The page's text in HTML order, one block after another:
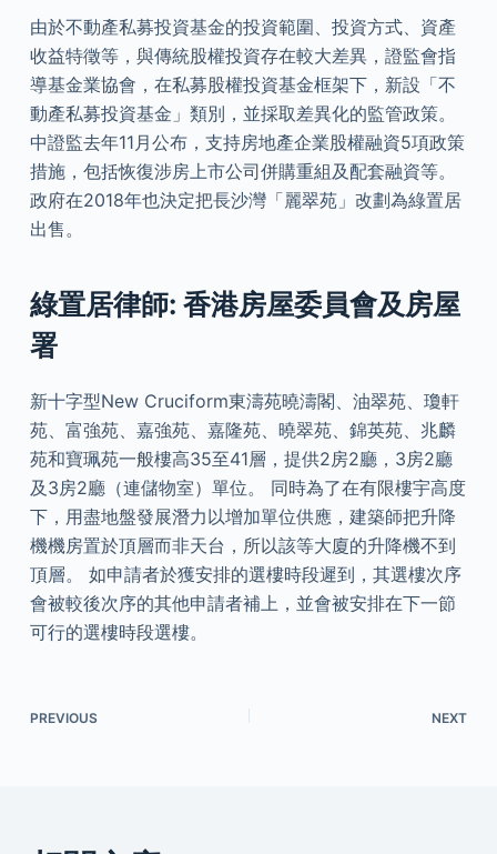
由於不動產私募投資基金的投資範圍、投資方式、資產
收益特徵等，與傳統股權投資存在較大差異，證監會指
導基金業協會，在私募股權投資基金框架下，新設「不
動產私募投資基金」類別，並採取差異化的監管政策。
中證監去年11月公布，支持房地產企業股權融資5項政策
措施，包括恢復涉房上市公司併購重組及配套融資等。
政府在2018年也決定把長沙灣「麗翠苑」改劃為綠置居
出售。
綠置居律師: 香港房屋委員會及房屋
署
新十字型New Cruciform東濤苑曉濤閣、油翠苑、瓊軒
苑、富強苑、嘉強苑、嘉隆苑、曉翠苑、錦英苑、兆麟
苑和寶珮苑一般樓高35至41層，提供2房2廳，3房2廳
及3房2廳（連儲物室）單位。 同時為了在有限樓宇高度
下，用盡地盤發展潛力以增加單位供應，建築師把升降
機機房置於頂層而非天台，所以該等大廈的升降機不到
頂層。 如申請者於獲安排的選樓時段遲到，其選樓次序
會被較後次序的其他申請者補上，並會被安排在下一節
可行的選樓時段選樓。
PREVIOUS NEXT